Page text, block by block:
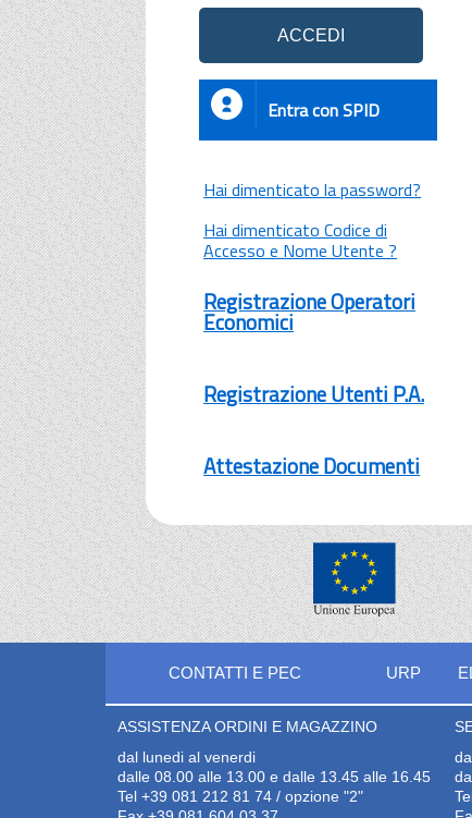
Entra con SPID
Hai dimenticato la password?
Hai dimenticato Codice di
Accesso e Nome Utente ?
Registrazione Operatori
Economici
Registrazione Utenti P.A.
Attestazione Documenti
CONTATTI E PEC URP
ASSISTENZA ORDINI E MAGAZZINO
dal lunedi al venerdi
dalle 08.00 alle 13.00 e dalle 13.45 alle 16.45
Tel +39 081 212 81 74 / opzione "2"